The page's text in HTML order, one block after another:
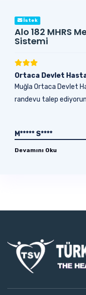
İstek
Alo 182 MHRS
Sistemi
Ortaca Devlet
Muğla Ortaca Devlet
randevu talep
M***** S****
Devamını Oku